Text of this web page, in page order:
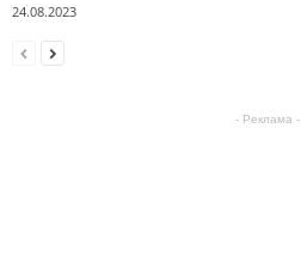
24.08.2023
- Реклама -